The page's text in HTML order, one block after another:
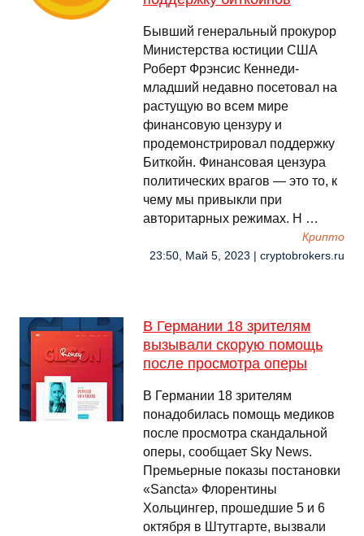
Бывший генеральный прокурор
Министерства юстиции США
Роберт Фрэнсис Кеннеди-
младший недавно посетовал на
растущую во всем мире
финансовую цензуру и
продемонстрировал поддержку
Биткойн. Финансовая цензура
политических врагов — это то, к
чему мы привыкли при
авторитарных режимах. Н …
Крипто
23:50, Май 5, 2023 | cryptobrokers.ru
В Германии 18 зрителям
вызывали скорую помощь
после просмотра оперы
В Германии 18 зрителям
понадобилась помощь медиков
после просмотра скандальной
оперы, сообщает Sky News.
Премьерные показы постановки
«Sancta» Флорентины
Хольцингер, прошедшие 5 и 6
октября в Штутгарте, вызвали